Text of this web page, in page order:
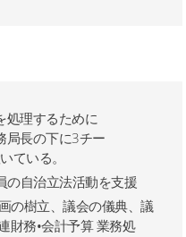
処理するために
局長の下に3チー
ている。
自治立法活動を支援
の樹立、議会の儀典、議
財務•会計予算 業務処